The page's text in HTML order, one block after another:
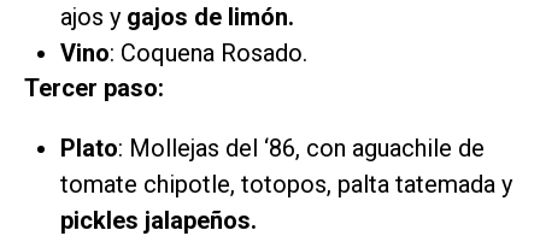
ajos y gajos de limón.
Vino: Coquena Rosado.
Tercer paso:
Plato: Mollejas del ‘86, con aguachile de
tomate chipotle, totopos, palta tatemada y
pickles jalapeños.